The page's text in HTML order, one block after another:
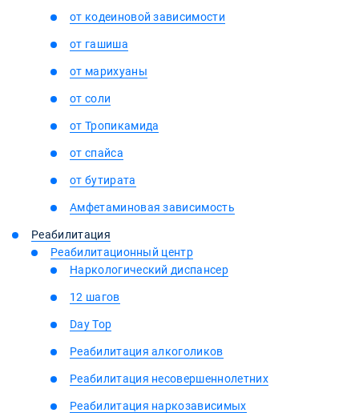
от кодеиновой зависимости
от гашиша
от марихуаны
от соли
от Тропикамида
от спайса
от бутирата
Амфетаминовая зависимость
Реабилитация
Реабилитационный центр
Наркологический диспансер
12 шагов
Day Top
Реабилитация алкоголиков
Реабилитация несовершеннолетних
Реабилитация наркозависимых